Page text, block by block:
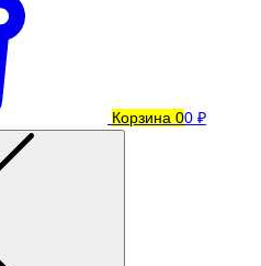
Корзина 00 ₽